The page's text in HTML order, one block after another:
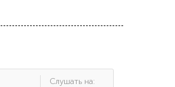
Cлушать на: